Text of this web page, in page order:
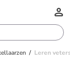
Leren